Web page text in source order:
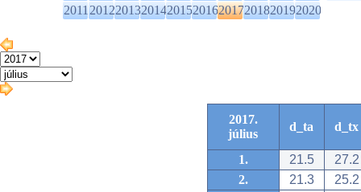
2011201220132014201520162017201820192020
2017.
július
d_ta d_tx
1. 21.5
27.2
2.
21.3
25.2